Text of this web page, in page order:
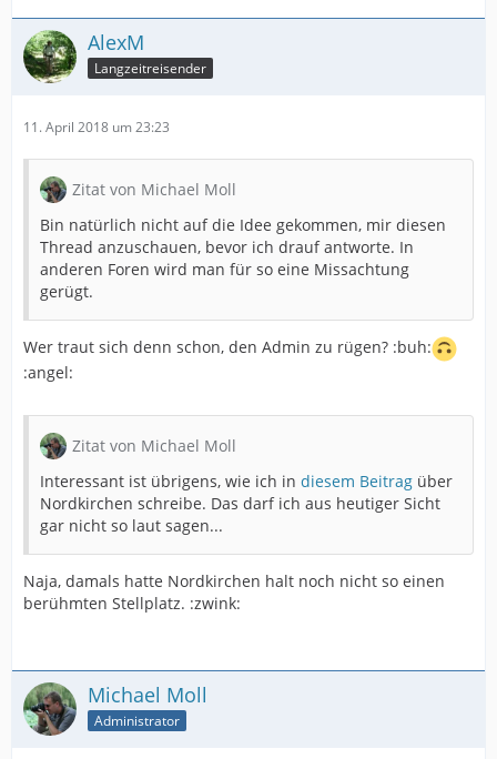
AlexM
Langzeitreisender
11. April 2018 um 23:23
Zitat von Michael Moll
Bin natürlich nicht auf die Idee gekommen, mir diesen
Thread anzuschauen, bevor ich drauf antworte. In
anderen Foren wird man für so eine Missachtung
gerügt.
Wer traut sich denn schon, den Admin zu rügen? :buh:
:angel:
Zitat von Michael Moll
Interessant ist übrigens, wie ich in diesem Beitrag über
Nordkirchen schreibe. Das darf ich aus heutiger Sicht
gar nicht so laut sagen...
Naja, damals hatte Nordkirchen halt noch nicht so einen
berühmten Stellplatz. :zwink:
Michael Moll
Administrator